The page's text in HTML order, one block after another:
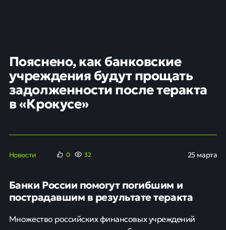
Пояснено, как банковские
учреждения будут прощать
задолженности после теракта
в «Крокусе»
Новости 0 32 25 марта
Банки России помогут погибшим и
пострадавшим в результате теракта
Множество российских финансовых учреждений